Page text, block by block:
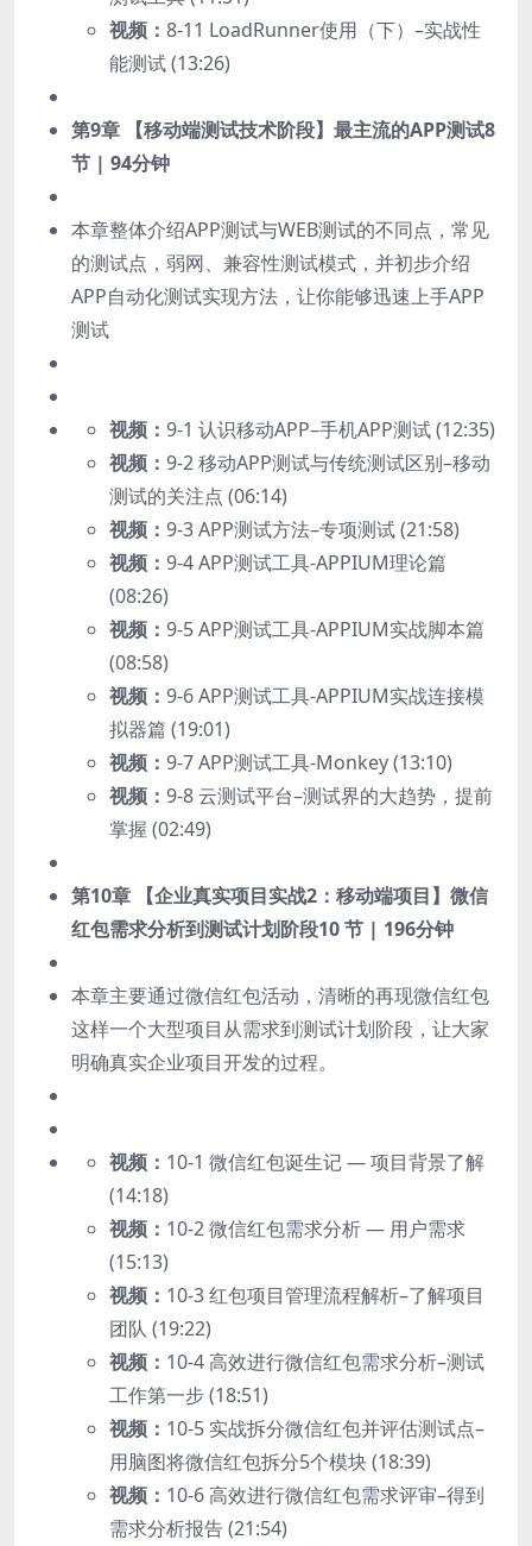
视频： 8-11 LoadRunner使用（下）–实战性
能测试 (13:26)
第9章 【移动端测试技术阶段】最主流的APP测试8
节 | 94分钟
本章整体介绍APP测试与WEB测试的不同点，常见
的测试点，弱网、兼容性测试模式，并初步介绍
APP自动化测试实现方法，让你能够迅速上手APP
测试
视频： 9-1 认识移动APP–手机APP测试 (12:35)
视频： 9-2 移动APP测试与传统测试区别–移动
测试的关注点 (06:14)
视频： 9-3 APP测试方法–专项测试 (21:58)
视频： 9-4 APP测试工具-APPIUM理论篇
(08:26)
视频： 9-5 APP测试工具-APPIUM实战脚本篇
(08:58)
视频： 9-6 APP测试工具-APPIUM实战连接模
拟器篇 (19:01)
视频： 9-7 APP测试工具-Monkey (13:10)
视频： 9-8 云测试平台–测试界的大趋势，提前
掌握 (02:49)
第10章 【企业真实项目实战2：移动端项目】微信
红包需求分析到测试计划阶段10 节 | 196分钟
本章主要通过微信红包活动，清晰的再现微信红包
这样一个大型项目从需求到测试计划阶段，让大家
明确真实企业项目开发的过程。
视频： 10-1 微信红包诞生记 — 项目背景了解
(14:18)
视频： 10-2 微信红包需求分析 — 用户需求
(15:13)
视频： 10-3 红包项目管理流程解析–了解项目
团队 (19:22)
视频： 10-4 高效进行微信红包需求分析–测试
工作第一步 (18:51)
视频： 10-5 实战拆分微信红包并评估测试点–
用脑图将微信红包拆分5个模块 (18:39)
视频： 10-6 高效进行微信红包需求评审–得到
需求分析报告 (21:54)